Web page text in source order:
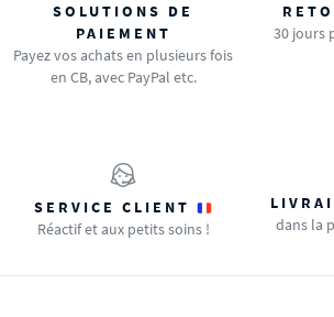
SOLUTIONS DE
PAIEMENT
Payez vos achats en plusieurs fois
en CB, avec PayPal etc.
30 jours
SERVICE CLIENT
Réactif et aux petits soins !
dans la